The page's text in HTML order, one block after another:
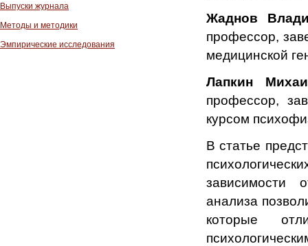
Выпуски журнала
Методы и методики
Эмпирические исследования
Жаднов
профессор,
медицинской
Лапкин
профессор,
курсом
В статье
зависимости
анализа
которые